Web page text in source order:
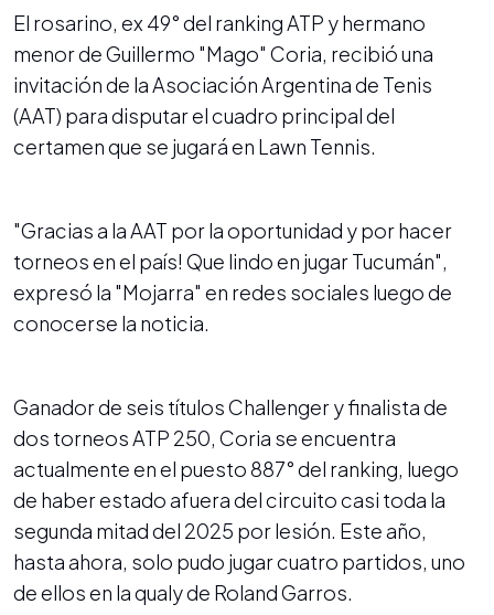
El rosarino, ex 49° del ranking ATP y hermano
menor de Guillermo "Mago" Coria, recibió una
invitación de la Asociación Argentina de Tenis
(AAT) para disputar el cuadro principal del
certamen que se jugará en Lawn Tennis.
"Gracias a la AAT por la oportunidad y por hacer
torneos en el país! Que lindo en jugar Tucumán",
expresó la "Mojarra" en redes sociales luego de
conocerse la noticia.
Ganador de seis títulos Challenger y finalista de
dos torneos ATP 250, Coria se encuentra
actualmente en el puesto 887° del ranking, luego
de haber estado afuera del circuito casi toda la
segunda mitad del 2025 por lesión. Este año,
hasta ahora, solo pudo jugar cuatro partidos, uno
de ellos en la qualy de Roland Garros.